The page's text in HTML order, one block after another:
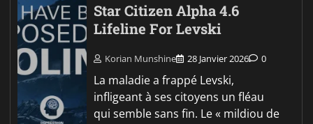
Star Citizen Alpha 4.6
Lifeline For Levski
Korian Munshine 28 Janvier 2026 0
La maladie a frappé Levski,
infligeant à ses citoyens un fléau
qui semble sans fin. Le « mildiou de